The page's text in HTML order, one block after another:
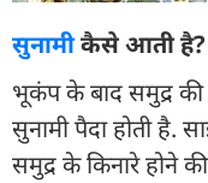
सुनामीकैसे आती है?
भूकंप के बाद समुद्र की
सुनामी पैदा होती है.
समुद्र के किनारे होने